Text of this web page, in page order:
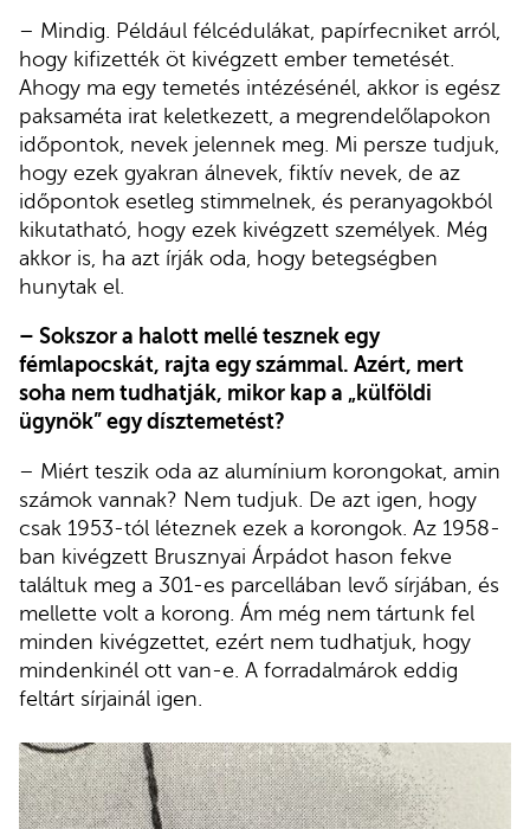
– Mindig. Például félcédulákat, papírfecniket arról,
hogy kifizették öt kivégzett ember temetését.
Ahogy ma egy temetés intézésénél, akkor is egész
paksaméta irat keletkezett, a megrendelőlapokon
időpontok, nevek jelennek meg. Mi persze tudjuk,
hogy ezek gyakran álnevek, fiktív nevek, de az
időpontok esetleg stimmelnek, és peranyagokból
kikutatható, hogy ezek kivégzett személyek. Még
akkor is, ha azt írják oda, hogy betegségben
hunytak el.
– Sokszor a halott mellé tesznek egy
fémlapocskát, rajta egy számmal. Azért, mert
soha nem tudhatják, mikor kap a „külföldi
ügynök” egy dísztemetést?
– Miért teszik oda az alumínium korongokat, amin
számok vannak? Nem tudjuk. De azt igen, hogy
csak 1953-tól léteznek ezek a korongok. Az 1958-
ban kivégzett Brusznyai Árpádot hason fekve
találtuk meg a 301-es parcellában levő sírjában, és
mellette volt a korong. Ám még nem tártunk fel
minden kivégzettet, ezért nem tudhatjuk, hogy
mindenkinél ott van-e. A forradalmárok eddig
feltárt sírjainál igen.